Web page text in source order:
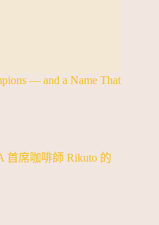
— and a Name That
首席咖啡師 Rikuto 的